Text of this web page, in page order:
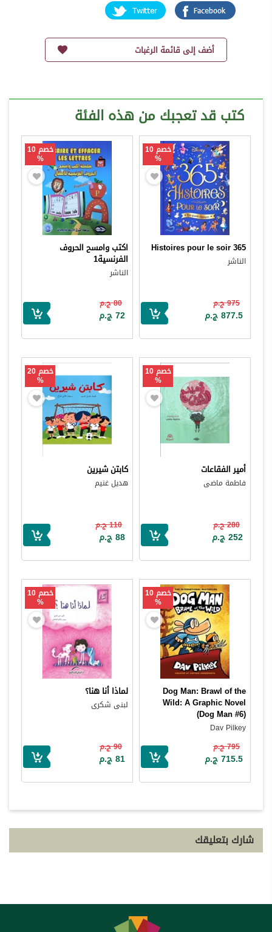
أضف إلى قائمة الرغبات
كتب قد تعجبك من هذه الفئة
خصم 10
%
Histoires pour le soir 365
الناشر
975 ج.م
877.5 ج.م
خصم 10
%
اكتب وامسح الحروف
الفرنسية1
الناشر
80 ج.م
72 ج.م
خصم 10
%
أمير الفقاعات
فاطمة ماضى
280 ج.م
252 ج.م
خصم 20
%
كابتن شيرين
هديل غنيم
110 ج.م
88 ج.م
خصم 10
%
Dog Man: Brawl of the
Wild: A Graphic Novel
(Dog Man #6)
Dav Pilkey
795 ج.م
715.5 ج.م
خصم 10
%
لماذا أنا هنا؟
لبنى شكرى
90 ج.م
81 ج.م
شارك بتعليقك